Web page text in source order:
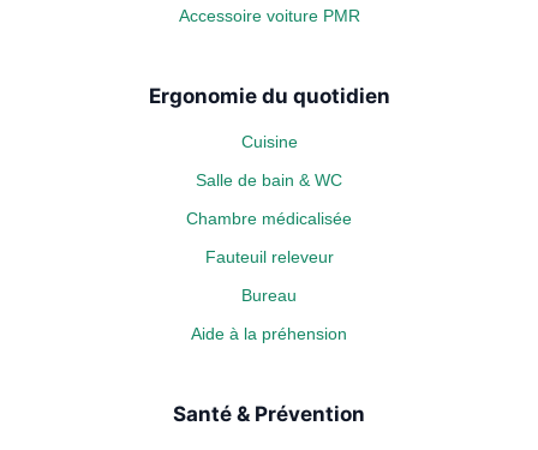
Accessoire voiture PMR
Ergonomie du quotidien
Cuisine
Salle de bain & WC
Chambre médicalisée
Fauteuil releveur
Bureau
Aide à la préhension
Santé & Prévention